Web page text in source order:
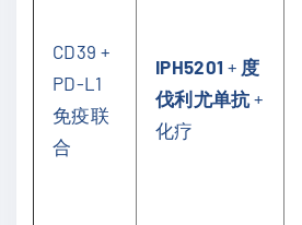
CD39 +
PD-L1
免疫联
合
IPH5201 + 度
伐利尤单抗 +
化疗